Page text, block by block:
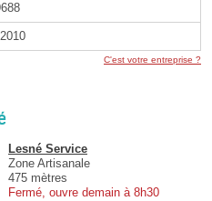
C'est votre entreprise ?
Lesné Service
Zone Artisanale
475 mètres
Fermé, ouvre demain à 8h30